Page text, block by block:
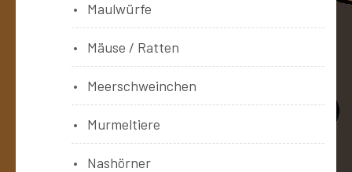
Maulwürfe
Mäuse / Ratten
Meerschweinchen
Murmeltiere
Nashörner